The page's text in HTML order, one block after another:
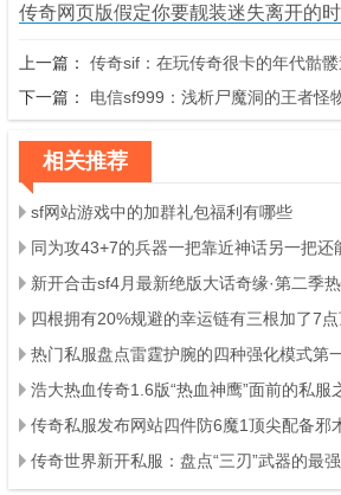
传奇网页版假定你要靓装迷失离开的
上一篇： 传奇sif：在玩传奇很卡的年代骷
下一篇： 电信sf999：浅析尸魔洞的王者怪
相关推荐
sf网站游戏中的加群礼包福利有哪些
同为攻43+7的兵器一把靠近神话另一把还
新开合击sf4月最新绝版大话奇缘·第二季
四根拥有20%规避的幸运链有三根加了7
热门私服盘点雷霆护腕的四种强化模式第
浩大热血传奇1.6版“热血神鹰”面前的私服
传奇私服发布网站四件防6魔1顶尖配备邪
传奇世界新开私服：盘点“三刃”武器的最